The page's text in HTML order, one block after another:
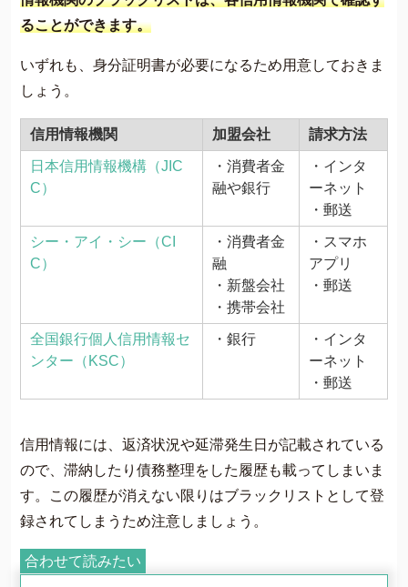
ることができます。
いずれも、身分証明書が必要になるため用意しておきま
しょう。
信用情報機関 加盟会社 請求方法
日本信用情報機構（JIC
C）
・消費者金
融や銀行
・インタ
ーネット
・郵送
シー・アイ・シー（CI
C）
・消費者金
融
・新盤会社
・携帯会社
・スマホ
アプリ
・郵送
全国銀行個人信用情報セ
ンター（KSC）
・銀行
・インタ
ーネット
・郵送
信用情報には、返済状況や延滞発生日が記載されている
ので、滞納したり債務整理をした履歴も載ってしまいま
す。この履歴が消えない限りはブラックリストとして登
録されてしまうため注意しましょう。
合わせて読みたい